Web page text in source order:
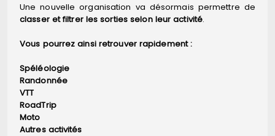
Une nouvelle organisation va désormais permettre de
classer et filtrer les sorties selon leur activité.
Vous pourrez ainsi retrouver rapidement :
Spéléologie
Randonnée
VTT
RoadTrip
Moto
Autres activités